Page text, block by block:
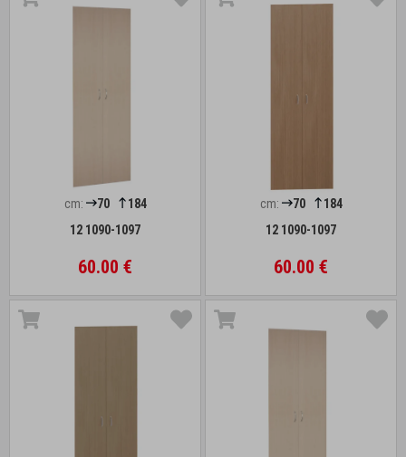
cm: 70
184
12 1090-1097
60.00 €
cm: 70
184
12 1090-1097
60.00 €